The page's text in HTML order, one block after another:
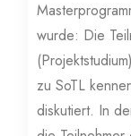
wurde: Die
zu SoTL
diskutiert. In